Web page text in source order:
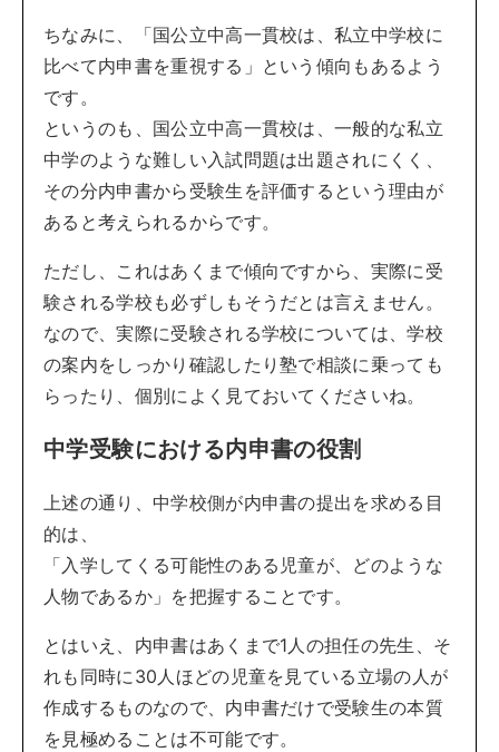
ちなみに、「国公立中高一貫校は、私立中学校に
比べて内申書を重視する」という傾向もあるよう
です。
というのも、国公立中高一貫校は、一般的な私立
中学のような難しい入試問題は出題されにくく、
その分内申書から受験生を評価するという理由が
あると考えられるからです。
ただし、これはあくまで傾向ですから、実際に受
験される学校も必ずしもそうだとは言えません。
なので、実際に受験される学校については、学校
の案内をしっかり確認したり塾で相談に乗っても
らったり、個別によく見ておいてくださいね。
中学受験における内申書の役割
上述の通り、中学校側が内申書の提出を求める目
的は、
「入学してくる可能性のある児童が、どのような
人物であるか」を把握することです。
とはいえ、内申書はあくまで1人の担任の先生、そ
れも同時に30人ほどの児童を見ている立場の人が
作成するものなので、内申書だけで受験生の本質
を見極めることは不可能です。